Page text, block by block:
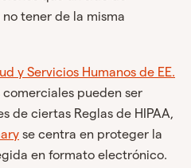
tener de la misma
y Servicios Humanos de EE.
pueden ser
de ciertas Reglas de HIPAA,
se centra en proteger la
en formato electrónico.